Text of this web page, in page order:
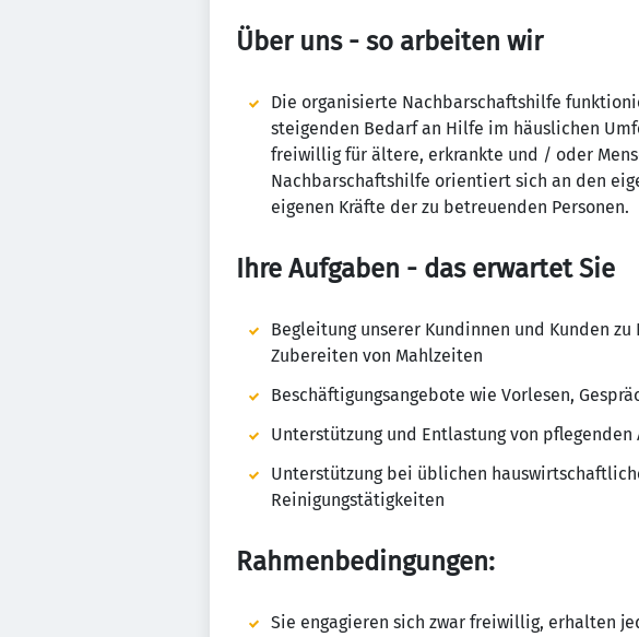
Über uns - so arbeiten wir
Die organisierte Nachbarschaftshilfe
steigenden Bedarf an Hilfe im häuslichen
freiwillig für ältere, erkrankte und / oder
Nachbarschaftshilfe orientiert sich an den
eigenen Kräfte der zu betreuenden Personen.
Ihre Aufgaben - das erwartet Sie
Begleitung unserer Kundinnen und Kunden
Zubereiten von Mahlzeiten
Beschäftigungsangebote wie Vorlesen,
Unterstützung und Entlastung von pflegenden
Unterstützung bei üblichen
Reinigungstätigkeiten
Rahmenbedingungen:
Sie engagieren sich zwar freiwillig, erhalten